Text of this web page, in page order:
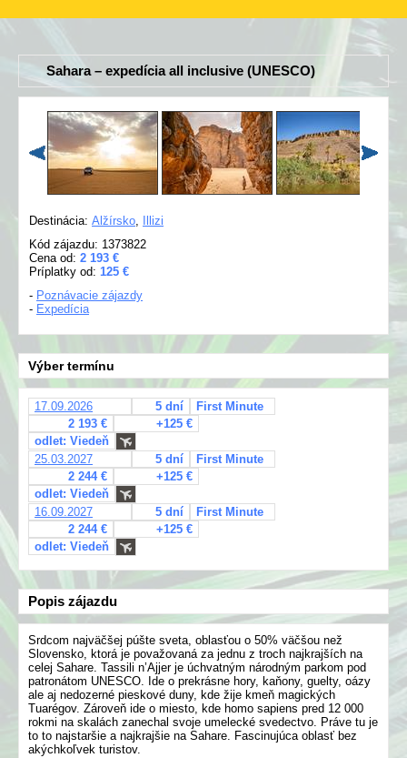
Sahara – expedícia all inclusive (UNESCO)
Destinácia: Alžírsko,
Illizi
Kód zájazdu: 1373822
Cena od: 2 193 €
Príplatky od: 125 €
- Poznávacie zájazdy
- Expedícia
Výber termínu
17.09.2026 5 dní
First Minute
2 193 €
+125 €
odlet: Viedeň
25.03.2027
5 dní
First Minute
2 244 €
+125 €
odlet: Viedeň
16.09.2027
5 dní
First Minute
2 244 €
+125 €
odlet: Viedeň
Popis zájazdu
Srdcom najväčšej púšte sveta, oblasťou o 50% väčšou než
Slovensko, ktorá je považovaná za jednu z troch najkrajších na
celej Sahare. Tassili n’Ajjer je úchvatným národným parkom pod
patronátom UNESCO. Ide o prekrásne hory, kaňony, guelty, oázy
ale aj nedozerné pieskové duny, kde žije kmeň magických
Tuarégov. Zároveň ide o miesto, kde homo sapiens pred 12 000
rokmi na skalách zanechal svoje umelecké svedectvo. Práve tu je
to to najstaršie a najkrajšie na Sahare. Fascinujúca oblasť bez
akýchkoľvek turistov.